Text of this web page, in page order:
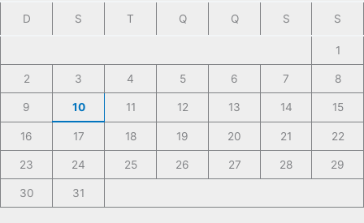
D S T Q Q S S
1
2 3 4 5 6 7 8
9 10 11 12 13 14 15
16 17 18 19 20 21 22
23 24 25 26 27 28 29
30 31